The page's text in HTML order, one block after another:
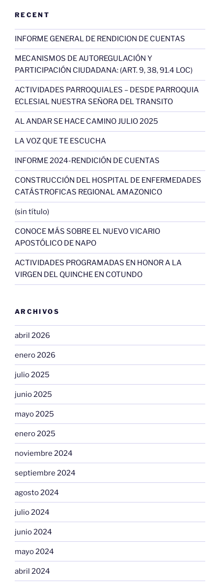
RECENT
INFORME GENERAL DE RENDICION DE CUENTAS
MECANISMOS DE AUTOREGULACIÓN Y
PARTICIPACIÓN CIUDADANA: (ART. 9, 38, 91.4 LOC)
ACTIVIDADES PARROQUIALES – DESDE PARROQUIA
ECLESIAL NUESTRA SEÑORA DEL TRANSITO
AL ANDAR SE HACE CAMINO JULIO 2025
LA VOZ QUE TE ESCUCHA
INFORME 2024-RENDICIÓN DE CUENTAS
CONSTRUCCIÓN DEL HOSPITAL DE ENFERMEDADES
CATÁSTROFICAS REGIONAL AMAZONICO
(sin título)
CONOCE MÁS SOBRE EL NUEVO VICARIO
APOSTÓLICO DE NAPO
ACTIVIDADES PROGRAMADAS EN HONOR A LA
VIRGEN DEL QUINCHE EN COTUNDO
ARCHIVOS
abril 2026
enero 2026
julio 2025
junio 2025
mayo 2025
enero 2025
noviembre 2024
septiembre 2024
agosto 2024
julio 2024
junio 2024
mayo 2024
abril 2024